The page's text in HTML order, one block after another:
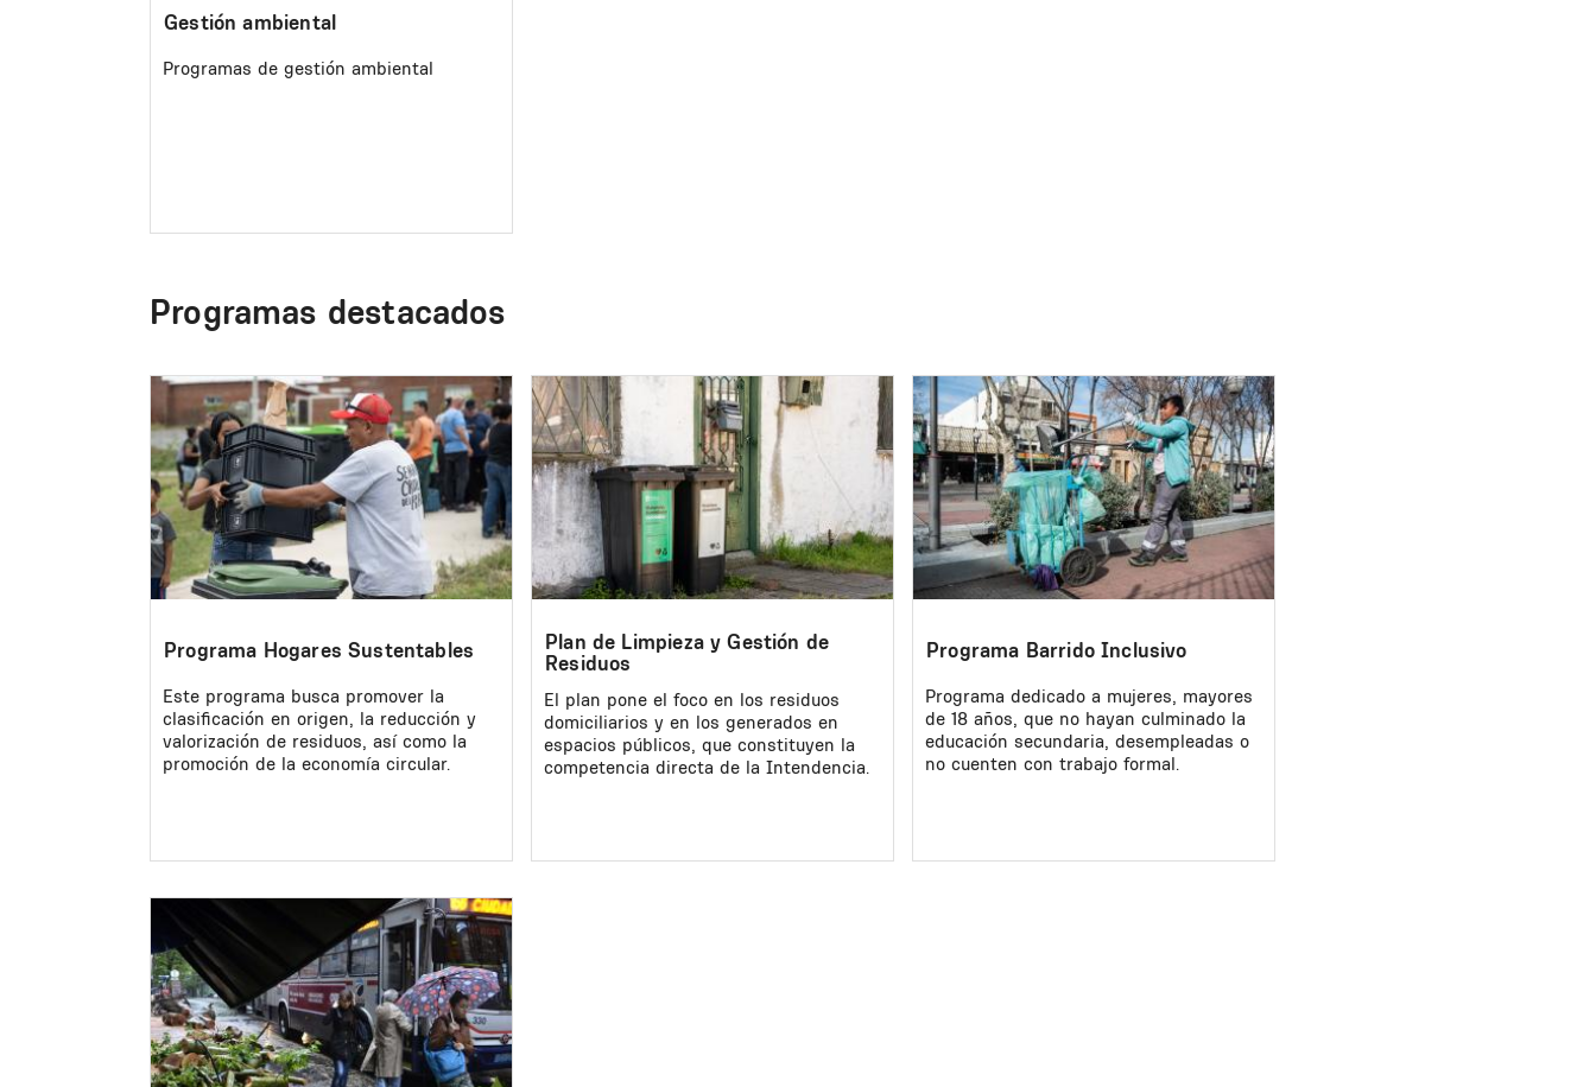
Gestión ambiental
Programas de gestión ambiental
Programas destacados
Image
Programa Hogares Sustentables
Este programa busca promover la
clasificación en origen, la reducción y
valorización de residuos, así como la
promoción de la economía circular.
Image
Plan de Limpieza y Gestión de
Residuos
El plan pone el foco en los residuos
domiciliarios y en los generados en
espacios públicos, que constituyen la
competencia directa de la Intendencia.
Image
Programa Barrido Inclusivo
Programa dedicado a mujeres, mayores
de 18 años, que no hayan culminado la
educación secundaria, desempleadas o
no cuenten con trabajo formal.